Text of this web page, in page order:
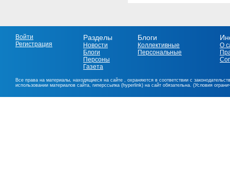
Войти
Регистрация
Разделы
Новости
Блоги
Персоны
Газета
Блоги
Коллективные
Персональные
О
Все права на материалы, находящиеся на сайте , охраняются в соответствии с
использовании материалов сайта, гиперссылка (hyperlink) на сайт обязательна. (Условия